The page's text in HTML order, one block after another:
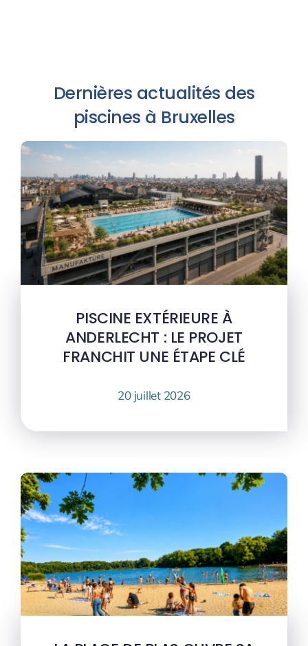
Dernières actualités des
piscines à Bruxelles
PISCINE EXTÉRIEURE À
ANDERLECHT : LE PROJET
FRANCHIT UNE ÉTAPE CLÉ
20 juillet 2026